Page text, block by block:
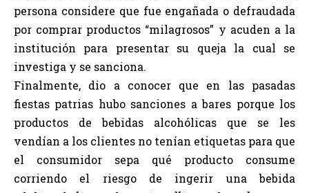
persona considere que fue engañada o defraudada
por comprar productos “milagrosos” y acuden a la
institución para presentar su queja la cual se
investiga y se sanciona.
Finalmente, dio a conocer que en las pasadas
fiestas patrias hubo sanciones a bares porque los
productos de bebidas alcohólicas que se les
vendían a los clientes no tenían etiquetas para que
el consumidor sepa qué producto consume
corriendo el riesgo de ingerir una bebida